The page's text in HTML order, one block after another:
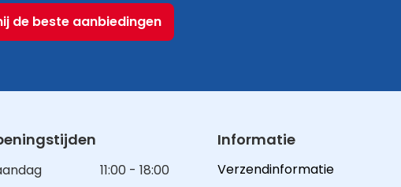
de beste aanbiedingen
11:00 - 18:00
Informatie
Verzendinformatie